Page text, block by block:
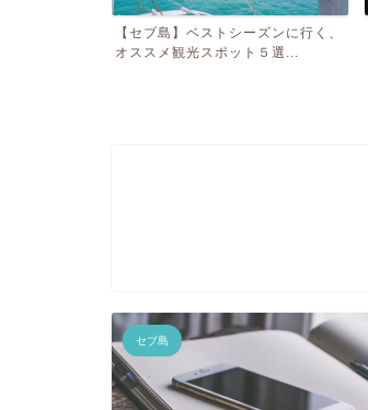
【セブ島】ベストシーズンに行く、
オススメ観光スポット５選...
セブ島